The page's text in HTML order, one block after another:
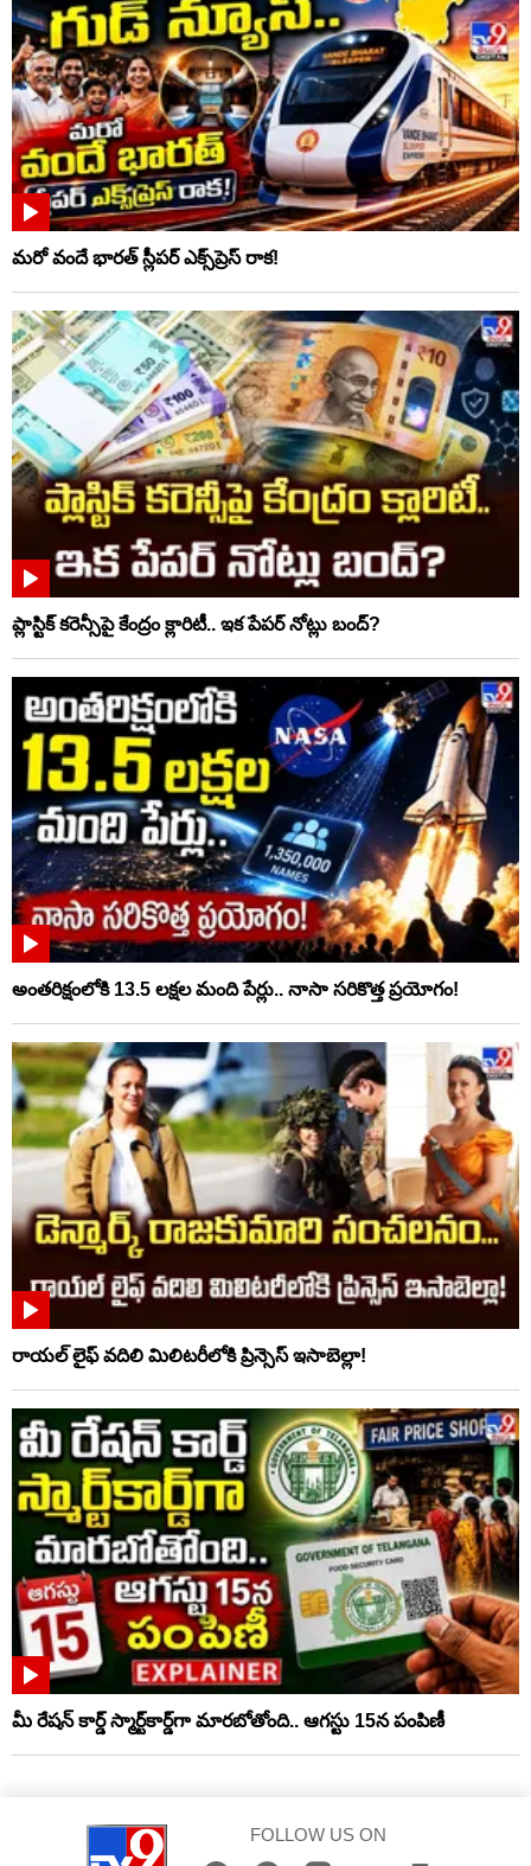
మరో వందే భారత్ స్లీపర్ ఎక్స్‌ప్రెస్ రాక!
ప్లాస్టిక్‌ కరెన్సీపై కేంద్రం క్లారిటీ.. ఇక పేపర్‌ నోట్లు బంద్‌?
అంతరిక్షంలోకి 13.5 లక్షల మంది పేర్లు.. నాసా సరికొత్త ప్రయోగం!
రాయల్ లైఫ్ వదిలి మిలిటరీలోకి ప్రిన్సెస్ ఇసాబెల్లా!
మీ రేషన్ కార్డ్ స్మార్ట్‌కార్డ్‌గా మారబోతోంది.. ఆగస్టు 15న పంపిణీ
FOLLOW US ON